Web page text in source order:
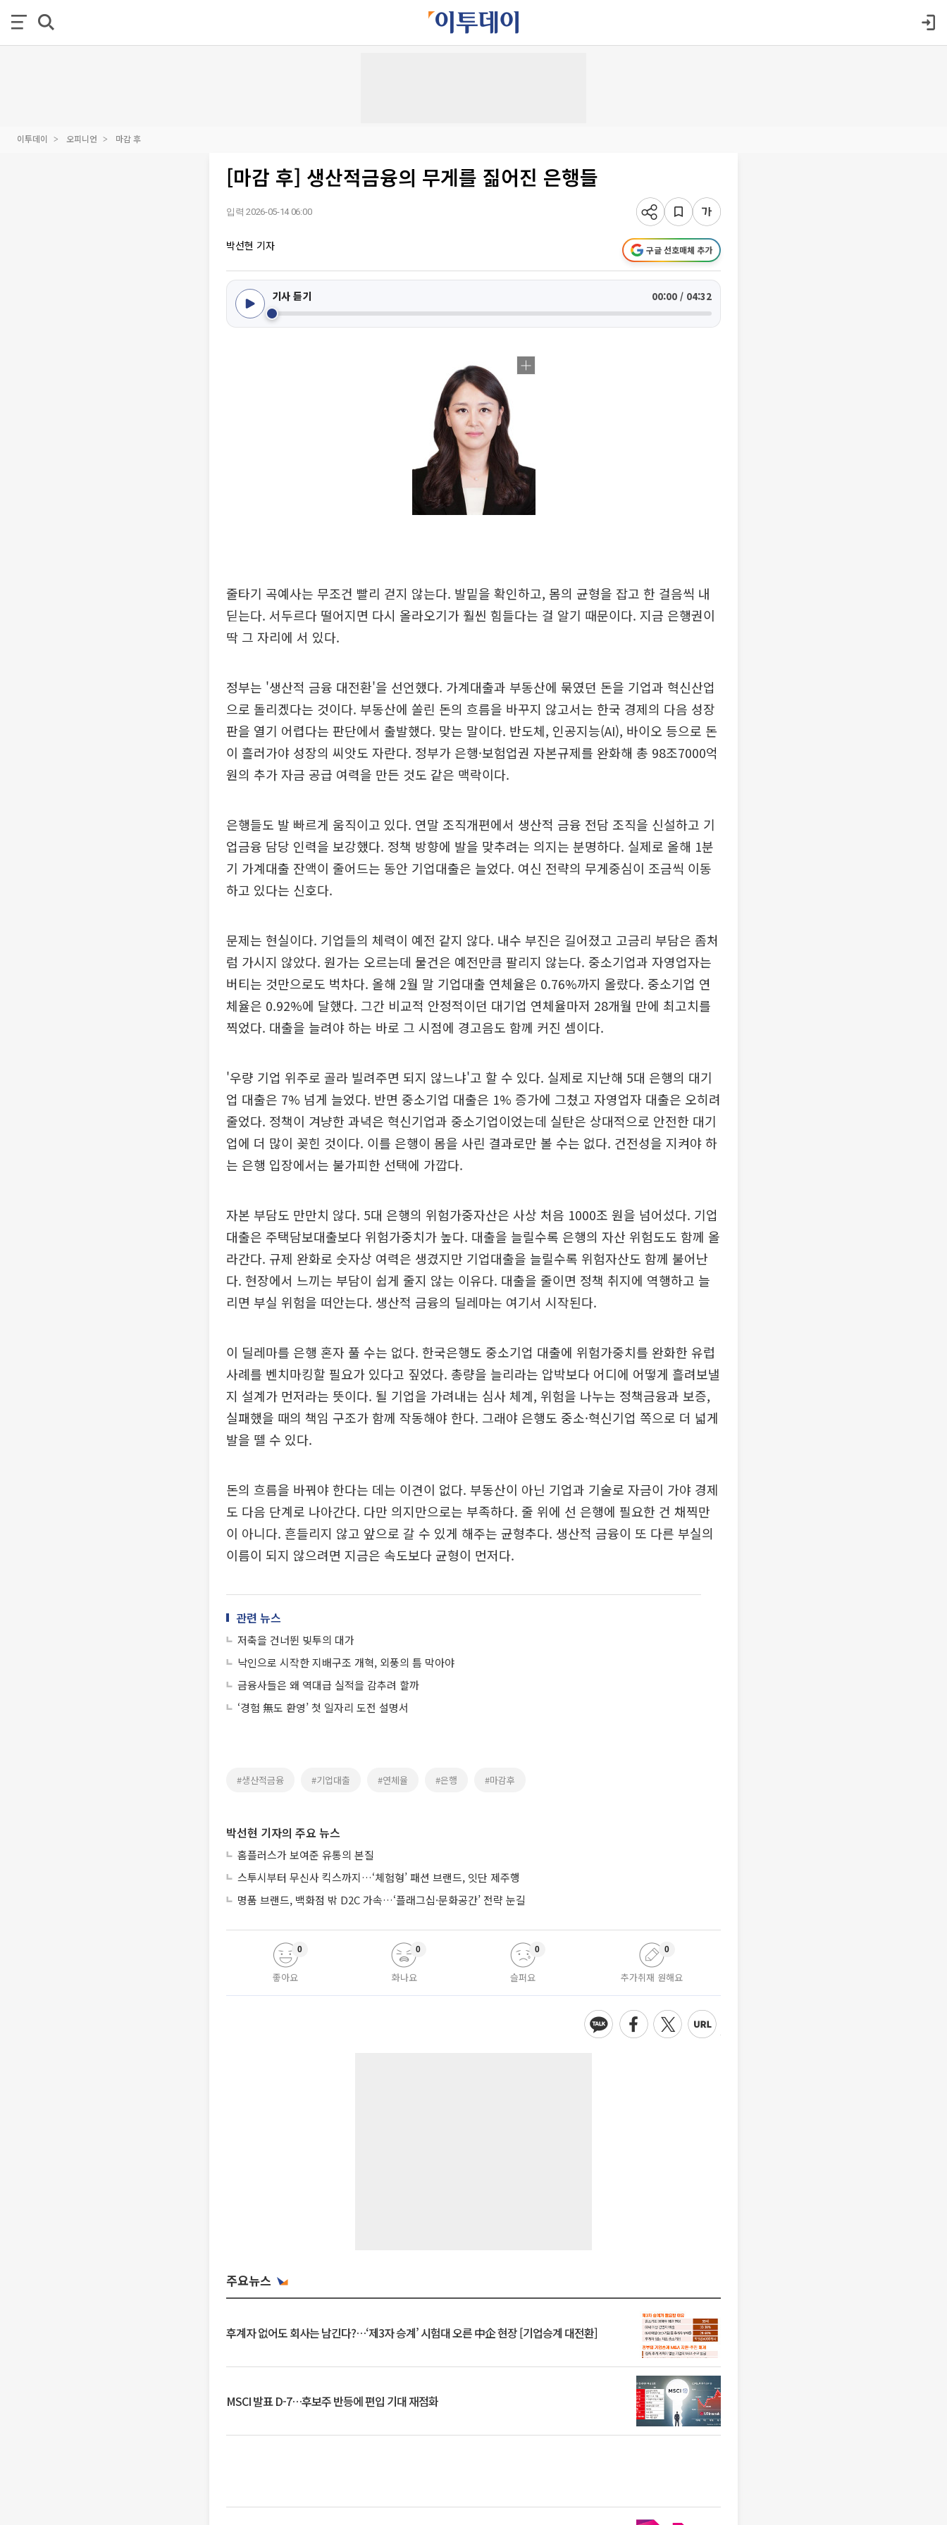
이투데이 오피니언 마감 후
[마감 후] 생산적금융의 무게를 짊어진 은행들
입력 2026-05-14 06:00
박선현 기자 구글 선호매체 추가
기사 듣기 00:00 / 04:32
줄타기 곡예사는 무조건 빨리 걷지 않는다. 발밑을 확인하고, 몸의 균형을 잡고 한 걸음씩 내
딛는다. 서두르다 떨어지면 다시 올라오기가 훨씬 힘들다는 걸 알기 때문이다. 지금 은행권이
딱 그 자리에 서 있다.
정부는 '생산적 금융 대전환'을 선언했다. 가계대출과 부동산에 묶였던 돈을 기업과 혁신산업
으로 돌리겠다는 것이다. 부동산에 쏠린 돈의 흐름을 바꾸지 않고서는 한국 경제의 다음 성장
판을 열기 어렵다는 판단에서 출발했다. 맞는 말이다. 반도체, 인공지능(AI), 바이오 등으로 돈
이 흘러가야 성장의 씨앗도 자란다. 정부가 은행·보험업권 자본규제를 완화해 총 98조7000억
원의 추가 자금 공급 여력을 만든 것도 같은 맥락이다.
은행들도 발 빠르게 움직이고 있다. 연말 조직개편에서 생산적 금융 전담 조직을 신설하고 기
업금융 담당 인력을 보강했다. 정책 방향에 발을 맞추려는 의지는 분명하다. 실제로 올해 1분
기 가계대출 잔액이 줄어드는 동안 기업대출은 늘었다. 여신 전략의 무게중심이 조금씩 이동
하고 있다는 신호다.
문제는 현실이다. 기업들의 체력이 예전 같지 않다. 내수 부진은 길어졌고 고금리 부담은 좀처
럼 가시지 않았다. 원가는 오르는데 물건은 예전만큼 팔리지 않는다. 중소기업과 자영업자는
버티는 것만으로도 벅차다. 올해 2월 말 기업대출 연체율은 0.76%까지 올랐다. 중소기업 연
체율은 0.92%에 달했다. 그간 비교적 안정적이던 대기업 연체율마저 28개월 만에 최고치를
찍었다. 대출을 늘려야 하는 바로 그 시점에 경고음도 함께 커진 셈이다.
'우량 기업 위주로 골라 빌려주면 되지 않느냐'고 할 수 있다. 실제로 지난해 5대 은행의 대기
업 대출은 7% 넘게 늘었다. 반면 중소기업 대출은 1% 증가에 그쳤고 자영업자 대출은 오히려
줄었다. 정책이 겨냥한 과녁은 혁신기업과 중소기업이었는데 실탄은 상대적으로 안전한 대기
업에 더 많이 꽂힌 것이다. 이를 은행이 몸을 사린 결과로만 볼 수는 없다. 건전성을 지켜야 하
는 은행 입장에서는 불가피한 선택에 가깝다.
자본 부담도 만만치 않다. 5대 은행의 위험가중자산은 사상 처음 1000조 원을 넘어섰다. 기업
대출은 주택담보대출보다 위험가중치가 높다. 대출을 늘릴수록 은행의 자산 위험도도 함께 올
라간다. 규제 완화로 숫자상 여력은 생겼지만 기업대출을 늘릴수록 위험자산도 함께 불어난
다. 현장에서 느끼는 부담이 쉽게 줄지 않는 이유다. 대출을 줄이면 정책 취지에 역행하고 늘
리면 부실 위험을 떠안는다. 생산적 금융의 딜레마는 여기서 시작된다.
이 딜레마를 은행 혼자 풀 수는 없다. 한국은행도 중소기업 대출에 위험가중치를 완화한 유럽
사례를 벤치마킹할 필요가 있다고 짚었다. 총량을 늘리라는 압박보다 어디에 어떻게 흘려보낼
지 설계가 먼저라는 뜻이다. 될 기업을 가려내는 심사 체계, 위험을 나누는 정책금융과 보증,
실패했을 때의 책임 구조가 함께 작동해야 한다. 그래야 은행도 중소·혁신기업 쪽으로 더 넓게
발을 뗄 수 있다.
돈의 흐름을 바꿔야 한다는 데는 이견이 없다. 부동산이 아닌 기업과 기술로 자금이 가야 경제
도 다음 단계로 나아간다. 다만 의지만으로는 부족하다. 줄 위에 선 은행에 필요한 건 채찍만
이 아니다. 흔들리지 않고 앞으로 갈 수 있게 해주는 균형추다. 생산적 금융이 또 다른 부실의
이름이 되지 않으려면 지금은 속도보다 균형이 먼저다.
관련 뉴스
저축을 건너뛴 빚투의 대가
낙인으로 시작한 지배구조 개혁, 외풍의 틈 막아야
금융사들은 왜 역대급 실적을 감추려 할까
‘경험 無도 환영’ 첫 일자리 도전 설명서
#생산적금융 #기업대출 #연체율 #은행 #마감후
박선현 기자의 주요 뉴스
홈플러스가 보여준 유통의 본질
스투시부터 무신사 킥스까지…‘체험형’ 패션 브랜드, 잇단 제주행
명품 브랜드, 백화점 밖 D2C 가속…‘플래그십·문화공간’ 전략 눈길
좋아요
0
화나요
0
슬퍼요
0
추가취재 원해요
0
주요뉴스
후계자 없어도 회사는 남긴다?…‘제3자 승계’ 시험대 오른 中企 현장 [기업승계 대전환]
MSCI 발표 D-7…후보주 반등에 편입 기대 재점화